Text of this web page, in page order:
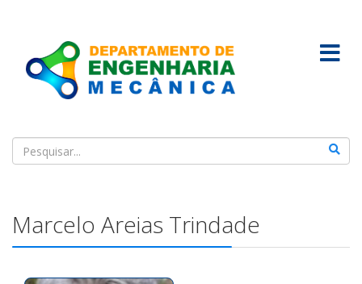
Marcelo Areias Trindade